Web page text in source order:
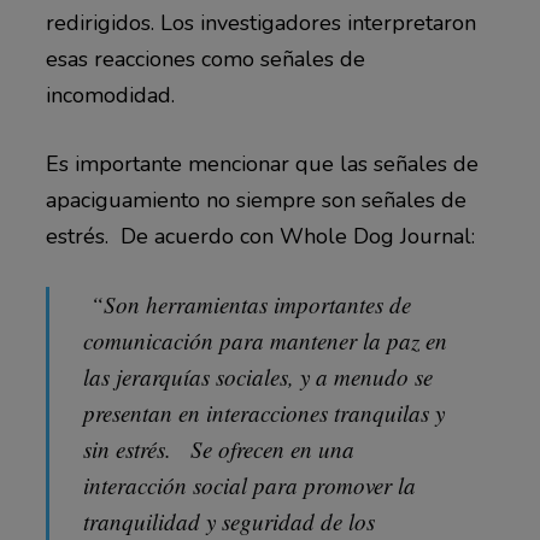
redirigidos. Los investigadores interpretaron
esas reacciones como señales de
incomodidad.
Es importante mencionar que las señales de
apaciguamiento no siempre son señales de
estrés. De acuerdo con Whole Dog Journal:
“Son herramientas importantes de
comunicación para mantener la paz en
las jerarquías sociales, y a menudo se
presentan en interacciones tranquilas y
sin estrés. Se ofrecen en una
interacción social para promover la
tranquilidad y seguridad de los